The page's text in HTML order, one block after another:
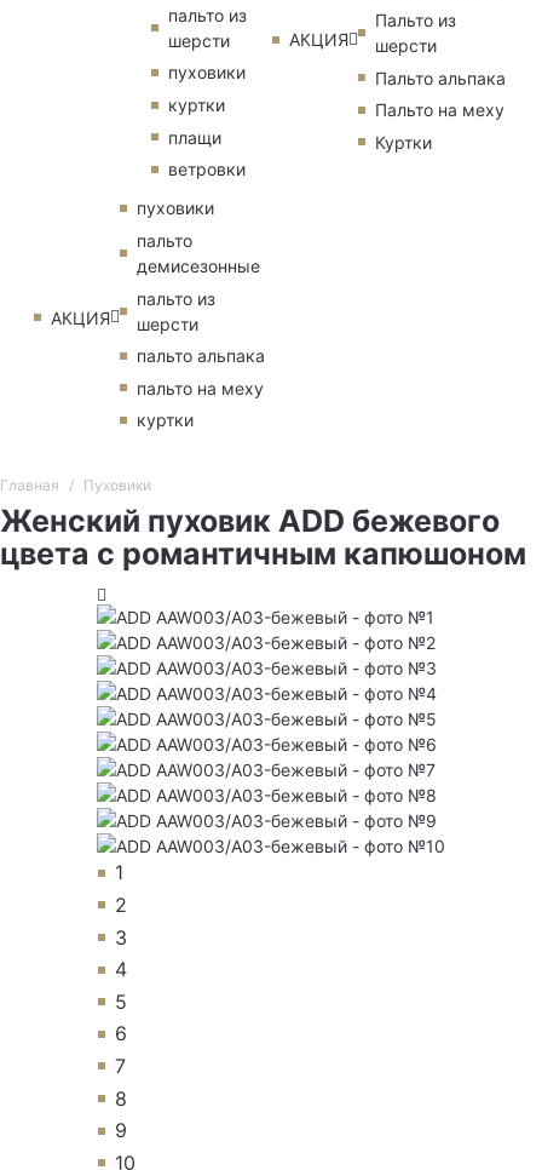
пальто из
шерсти
пуховики
куртки
плащи
ветровки
АКЦИЯ
пуховики
пальто
демисезонные
пальто из
шерсти
пальто альпака
пальто на меху
куртки
АКЦИЯ
Пальто из
шерсти
Пальто альпака
Пальто на меху
Куртки
Главная Пуховики
Женский пуховик ADD бежевого
цвета с романтичным капюшоном
1
2
3
4
5
6
7
8
9
10